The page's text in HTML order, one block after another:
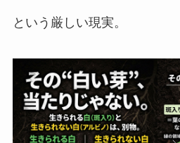
という厳しい現実。